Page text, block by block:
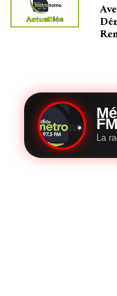
FM
La